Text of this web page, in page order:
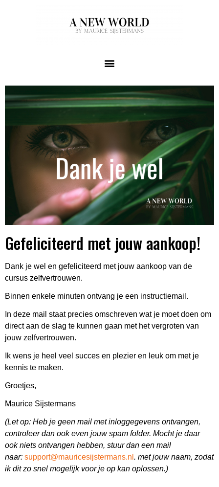
Gefeliciteerd met jouw aankoop!
Dank je wel en gefeliciteerd met jouw aankoop van de
cursus zelfvertrouwen.
Binnen enkele minuten ontvang je een instructiemail.
In deze mail staat precies omschreven wat je moet doen om
directaan de slag te kunnen gaan met het vergroten van
jouw zelfvertrouwen.
Ik wens je heel veel succes en plezier en leuk om met je
kennis te maken.
Groetjes,
Maurice Sijstermans
(Let op: Heb je geen mail met inloggegevens ontvangen,
controleer dan ook even jouw spam folder. Mocht je daar
ook niets ontvangen hebben, stuur dan een mail
naar: support@mauricesijstermans.nl . met jouw naam, zodat
ik dit zo snel mogelijk voor je op kan oplossen.)